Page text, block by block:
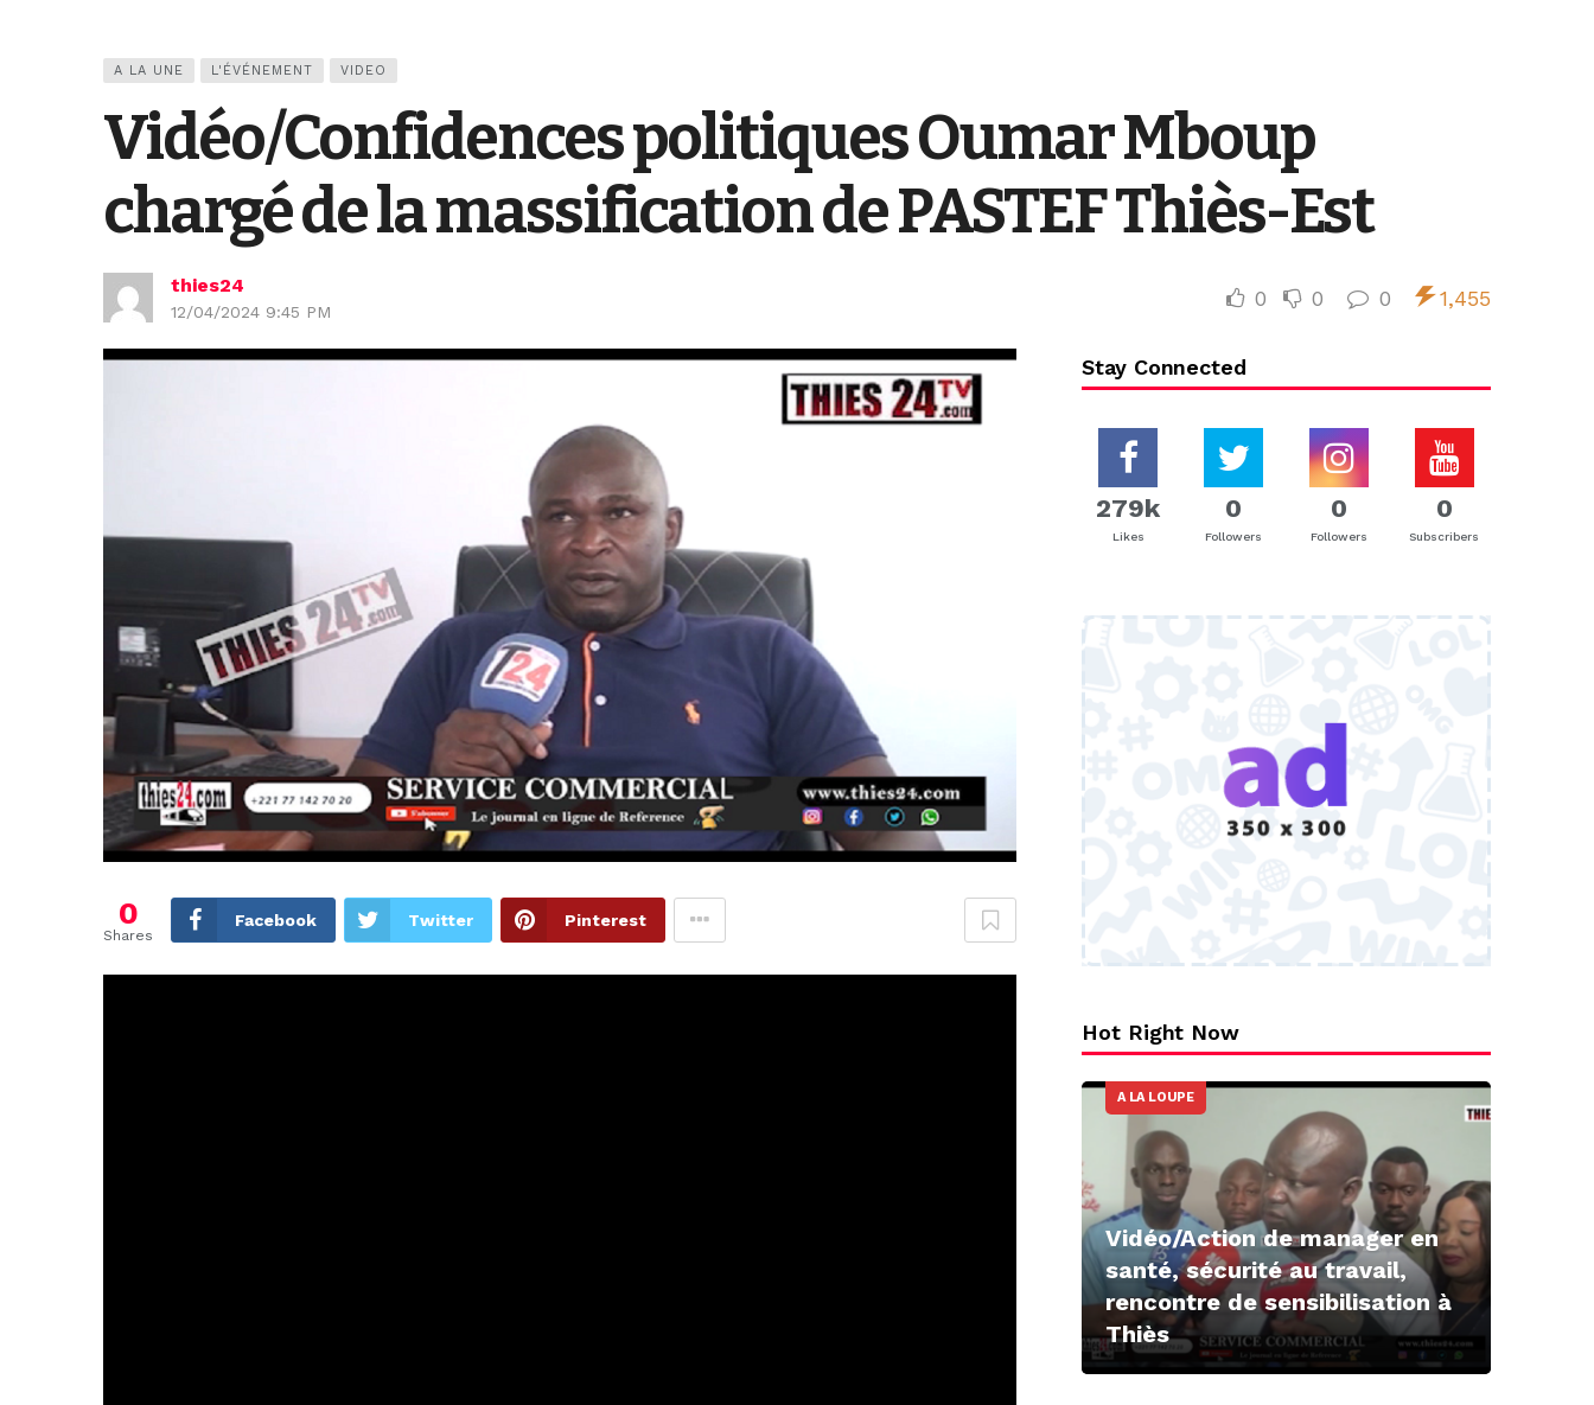
A LA UNE L'ÉVÉNEMENT VIDEO
Vidéo/Confidences politiques Oumar Mboup
chargé de la massification de PASTEF Thiès-Est
thies24
12/04/2024 9:45 PM
0 0 0 1,455
0
Shares
Facebook Twitter Pinterest
Stay Connected
279k
Likes
0
Followers
0
Followers
0
Subscribers
Hot Right Now
A LA LOUPE
Vidéo/Action de manager en
santé, sécurité au travail,
rencontre de sensibilisation à
Thiès